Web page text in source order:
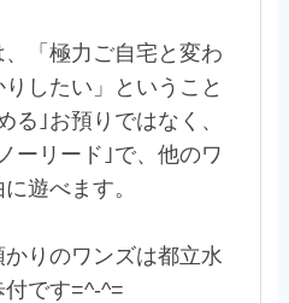
「極力ご自宅と変わ
したい」ということ
る｣お預りではなく、
ーリード｣で、他のワ
遊べます。
りのワンズは都立水
です=^-^=